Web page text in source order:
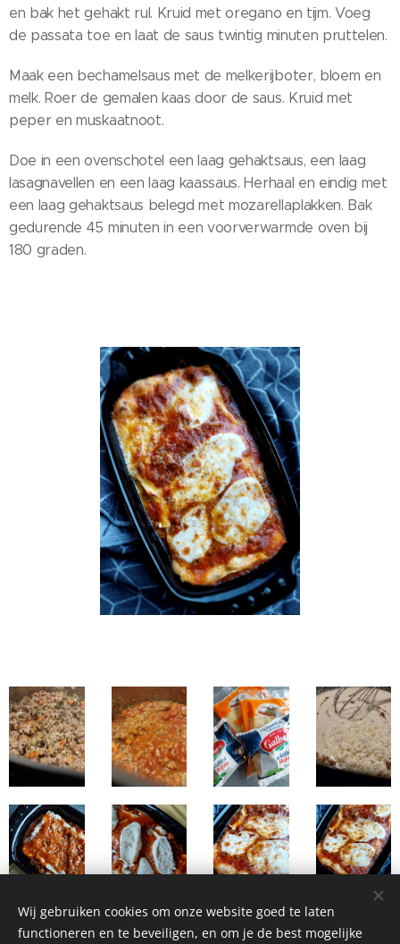
en bak het gehakt rul. Kruid met oregano en tijm. Voeg
de passata toe en laat de saus twintig minuten pruttelen.
Maak een bechamelsaus met de melkerijboter, bloem en
melk. Roer de gemalen kaas door de saus. Kruid met
peper en muskaatnoot.
Doe in een ovenschotel een laag gehaktsaus, een laag
lasagnavellen en een laag kaassaus. Herhaal en eindig met
een laag gehaktsaus belegd met mozarellaplakken. Bak
gedurende 45 minuten in een voorverwarmde oven bij
180 graden.
Wij gebruiken cookies om onze website goed te laten
functioneren en te beveiligen, en om je de best mogelijke